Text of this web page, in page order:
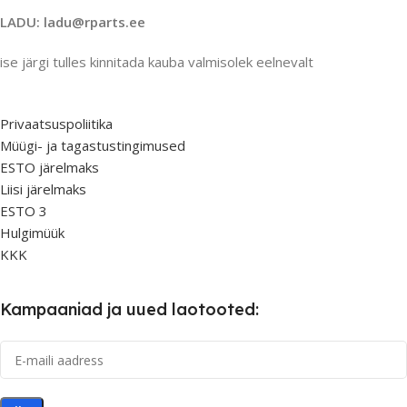
LADU: ladu@rparts.ee
ise järgi tulles kinnitada kauba valmisolek eelnevalt
Privaatsuspoliitika
Müügi- ja tagastustingimused
ESTO järelmaks
Liisi järelmaks
ESTO 3
Hulgimüük
KKK
Kampaaniad ja uued laotooted: